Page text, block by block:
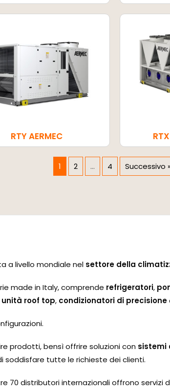
RTY AERMEC
1 2 … 4 Successivo »
a livello mondiale nel settore della
made in Italy, comprende refrigeratori,
unità roof top, condizionatori di precisione
prodotti, bensì offrire soluzioni con sistemi
soddisfare tutte le richieste dei clienti.
70 distributori internazionali offrono servizi